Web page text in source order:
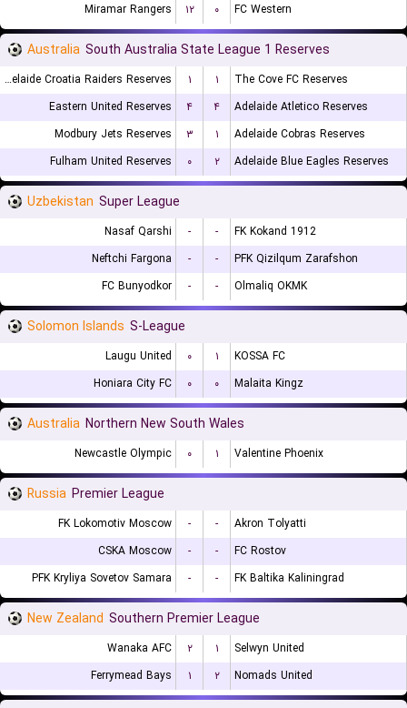
Miramar Rangers
۱۲ ۰ FC Western
Australia South Australia State League 1 Reserves
Adelaide Croatia Raiders Reserves ۱ ۱
The Cove FC Reserves
Eastern United Reserves
۴ ۴
Adelaide Atletico Reserves
Modbury Jets Reserves
۳ ۱
Adelaide Cobras Reserves
Fulham United Reserves
۰ ۲ Adelaide Blue Eagles Reserves
Uzbekistan Super League
Nasaf Qarshi - -
FK Kokand 1912
Neftchi Fargona
- -
PFK Qizilqum Zarafshon
FC Bunyodkor
- - Olmaliq OKMK
Solomon Islands S-League
Laugu United ۰ ۱
KOSSA FC
Honiara City FC
۰ ۰ Malaita Kingz
Australia Northern New South Wales
Newcastle Olympic ۰ ۱ Valentine Phoenix
Russia Premier League
FK Lokomotiv Moscow - -
Akron Tolyatti
CSKA Moscow
- -
FC Rostov
PFK Kryliya Sovetov Samara
- - FK Baltika Kaliningrad
New Zealand Southern Premier League
Wanaka AFC ۲ ۱
Selwyn United
Ferrymead Bays
۱ ۲ Nomads United